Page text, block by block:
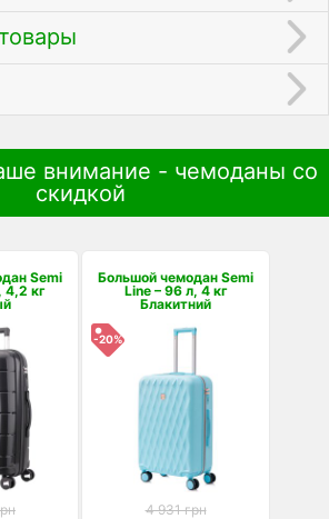
внимание - чемоданы со
скидкой
Semi
4,2 кг
Большой чемодан Semi
Line – 96 л, 4 кг
Блакитний
-20%
4 931 грн